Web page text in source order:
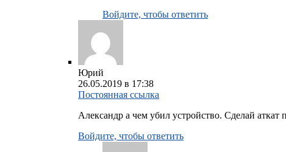
Войдите, чтобы ответить
Юрий
26.05.2019 в 17:38
Постоянная ссылка
Александр а чем убил устройство. Сделай аткат
Войдите, чтобы ответить